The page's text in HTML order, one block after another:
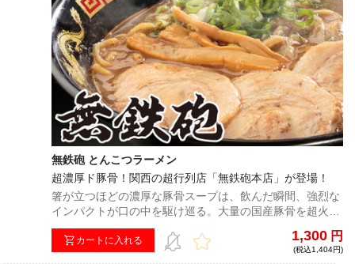
無鉄砲 とんこつラーメン
超濃厚ド豚骨！関西の超行列店「無鉄砲本店」が登場！
箸が立つほどの濃厚な豚骨スープは、飲んだ瞬間、強烈な
インパクトが口の中を駆け巡る。大量の国産豚骨を超火力
でかき回し続けて作られる豚骨純度100%のスープ。破竹
の勢いで進撃し続ける超人気店「無鉄砲本店」遂に発売開
始！
カートに入れる 1,300 円
(税込1,404円)